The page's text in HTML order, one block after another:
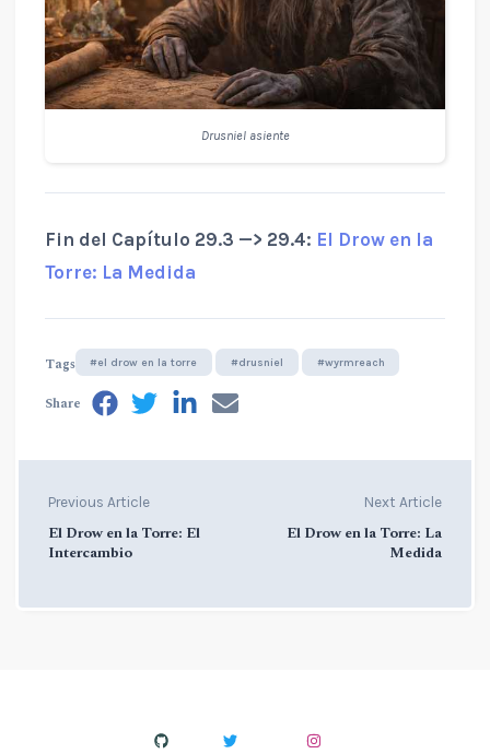
Drusniel asiente
Fin del Capítulo 29.3 —> 29.4: El Drow en la
Torre: La Medida
Tags #el drow en la torre #drusniel #wyrmreach
Share
Previous Article
El Drow en la Torre: El
Intercambio
Next Article
El Drow en la Torre: La
Medida